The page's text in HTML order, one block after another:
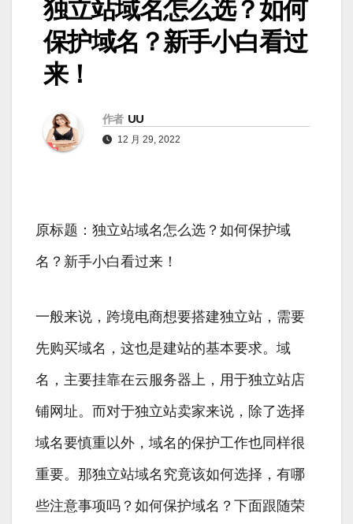
独立站域名怎么选？如何
保护域名？新手小白看过
来！
作者 UU
12 月 29, 2022
原标题：独立站域名怎么选？如何保护域
名？新手小白看过来！
一般来说，跨境电商想要搭建独立站，需要
先购买域名，这也是建站的基本要求。域
名，主要挂靠在云服务器上，用于独立站店
铺网址。而对于独立站卖家来说，除了选择
域名要慎重以外，域名的保护工作也同样很
重要。那独立站域名究竟该如何选择，有哪
些注意事项吗？如何保护域名？下面跟随荣